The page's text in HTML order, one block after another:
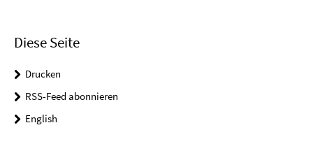
Diese Seite
Drucken
RSS-Feed abonnieren
English